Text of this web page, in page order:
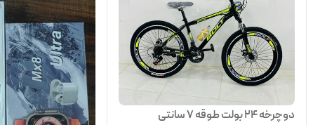
دوچرخه 24 بولت طوقه 7 سانتی